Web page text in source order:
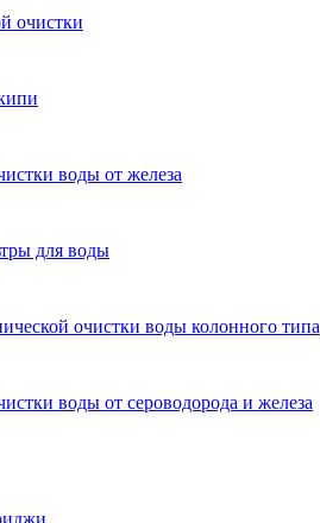
очистки
воды от железа
для воды
очистки воды колонного типа
воды от сероводорода и железа